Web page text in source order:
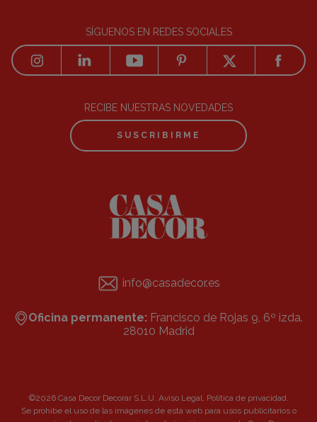
SÍGUENOS EN REDES SOCIALES
RECIBE NUESTRAS NOVEDADES
SUSCRIBIRME
info@casadecor.es
Oficina permanente: Francisco de Rojas 9, 6º izda.
28010 Madrid
©2026 Casa Decor Decorar S.L.U. Aviso Legal. Política de privacidad.
Se prohibe el uso de las imágenes de esta web para usos publicitarios o